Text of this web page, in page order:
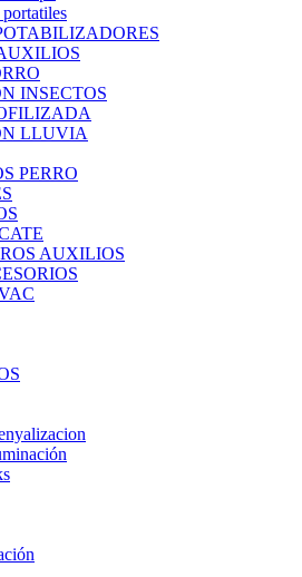
INSECTOS
LLUVIA
PERRO
AUXILIOS